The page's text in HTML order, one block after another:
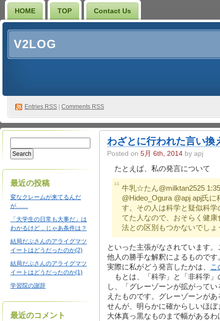
HOME TOP Contact Us
V2LOG
Entries RSS Comments RSS
最近の投稿
変なクレームが来てるんだ
が……
「大学生の日常も大事だ」は
わかるけど，じゃあ条件は？
結局だぶさんのアライグマツ
イートはどうだったのか(2)
結局だぶさんのアライグマツ
イートはどうだったのか(1)
学習院の謝辞
最近のコメント
わざとに行われた言い換
Posted on 5月 6th, 2014 by apj
たとえば、私の発言について
牛乳☆たん@milktan2525 1:35
@Hideo_Ogura @apj apj氏
す。その人は科学と疑似科
てた人なので、おそらく健
法との区別もつかないでしょ
といった主張がなされています
他人の勝手な解釈によるもので
実際に私がどう発言したかは、
こ
もとは、「科学」と「非科学」
し、「グレーゾーンが拡がって
えたものです。グレーゾーンが
せんが、明らかに確からしいほ
大体真っ黒なものまで幅がある